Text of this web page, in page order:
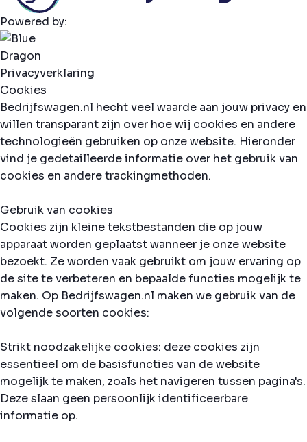
Powered by:
Privacyverklaring
Cookies
Bedrijfswagen.nl hecht veel waarde aan jouw privacy en
willen transparant zijn over hoe wij cookies en andere
technologieën gebruiken op onze website. Hieronder
vind je gedetailleerde informatie over het gebruik van
cookies en andere trackingmethoden.
Gebruik van cookies
Cookies zijn kleine tekstbestanden die op jouw
apparaat worden geplaatst wanneer je onze website
bezoekt. Ze worden vaak gebruikt om jouw ervaring op
de site te verbeteren en bepaalde functies mogelijk te
maken. Op Bedrijfswagen.nl maken we gebruik van de
volgende soorten cookies:
Strikt noodzakelijke cookies: deze cookies zijn
essentieel om de basisfuncties van de website
mogelijk te maken, zoals het navigeren tussen pagina's.
Deze slaan geen persoonlijk identificeerbare
informatie op.